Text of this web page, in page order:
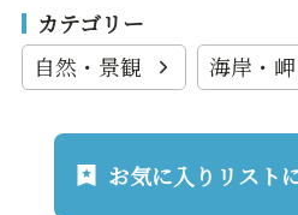
カテゴリー
自然・景観
海岸・
お気に入りリスト